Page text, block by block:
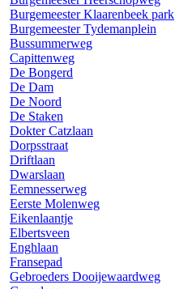
Burgemeester Klaarenbeek park
Burgemeester Tydemanplein
Bussummerweg
Capittenweg
De Bongerd
De Dam
De Noord
De Staken
Dokter Catzlaan
Dorpsstraat
Driftlaan
Dwarslaan
Eemnesserweg
Eerste Molenweg
Eikenlaantje
Elbertsveen
Enghlaan
Fransepad
Gebroeders Dooijewaardweg